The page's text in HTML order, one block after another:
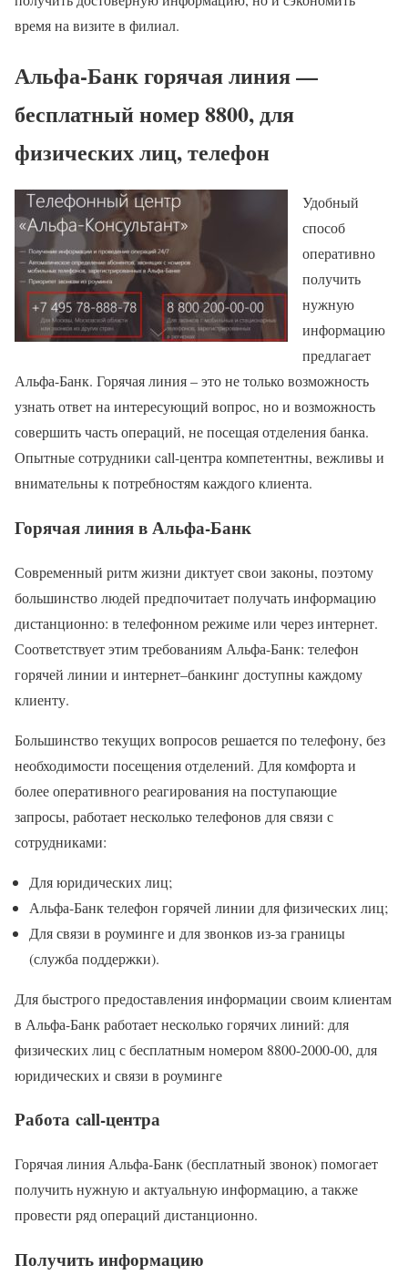
время на визите в филиал.
Альфа-Банк горячая линия —
бесплатный номер 8800, для
физических лиц, телефон
Удобный
способ
оперативно
получить
нужную
информацию
предлагает
Альфа-Банк. Горячая линия – это не только возможность
узнать ответ на интересующий вопрос, но и возможность
совершить часть операций, не посещая отделения банка.
Опытные сотрудники call-центра компетентны, вежливы и
внимательны к потребностям каждого клиента.
Горячая линия в Альфа-Банк
Современный ритм жизни диктует свои законы, поэтому
большинство людей предпочитает получать информацию
дистанционно: в телефонном режиме или через интернет.
Соответствует этим требованиям Альфа-Банк: телефон
горячей линии и интернет–банкинг доступны каждому
клиенту.
Большинство текущих вопросов решается по телефону, без
необходимости посещения отделений. Для комфорта и
более оперативного реагирования на поступающие
запросы, работает несколько телефонов для связи с
сотрудниками:
Для юридических лиц;
Альфа-Банк телефон горячей линии для физических лиц;
Для связи в роуминге и для звонков из-за границы
(служба поддержки).
Для быстрого предоставления информации своим клиентам
в Альфа-Банк работает несколько горячих линий: для
физических лиц с бесплатным номером 8800-2000-00, для
юридических и связи в роуминге
Работа call-центра
Горячая линия Альфа-Банк (бесплатный звонок) помогает
получить нужную и актуальную информацию, а также
провести ряд операций дистанционно.
Получить информацию